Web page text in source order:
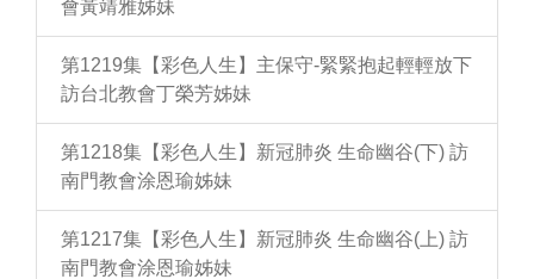
會黃靖雅姊妹
第1219集【彩色人生】主保守-緊緊抱起輕輕放下
訪台北教會丁榮芳姊妹
第1218集【彩色人生】新冠肺炎 生命幽谷(下) 訪
南門教會涂恩瑜姊妹
第1217集【彩色人生】新冠肺炎 生命幽谷(上) 訪
南門教會涂恩瑜姊妹